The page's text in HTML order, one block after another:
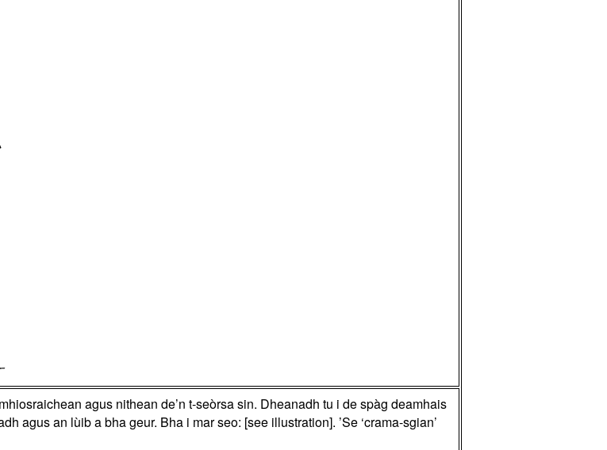
agus nithean de’n t-seòrsa sin. Dheanadh tu i de spàg deamhais
agus an lùib a bha geur. Bha i mar seo: [see illustration]. ’Se ‘crama-sgian’